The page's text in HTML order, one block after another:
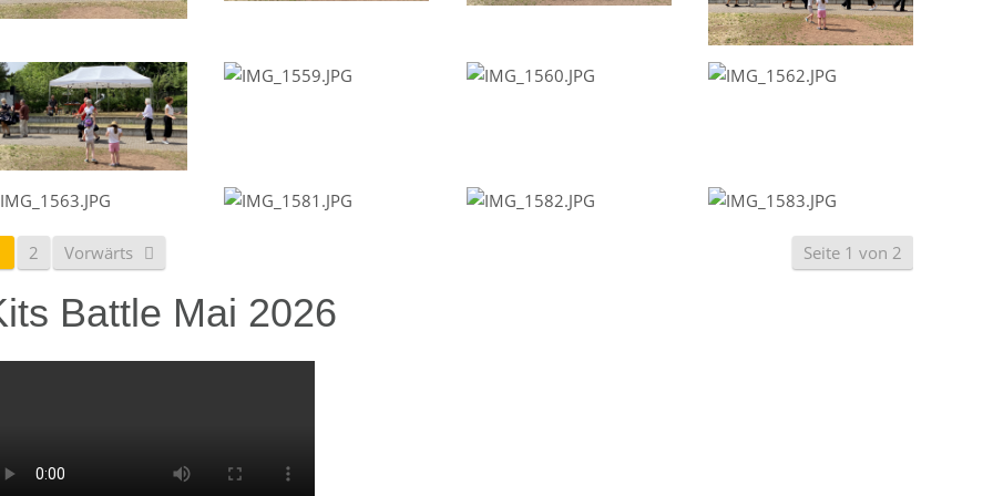
Seite 1 von 2
2 Vorwärts
Battle Mai 2026